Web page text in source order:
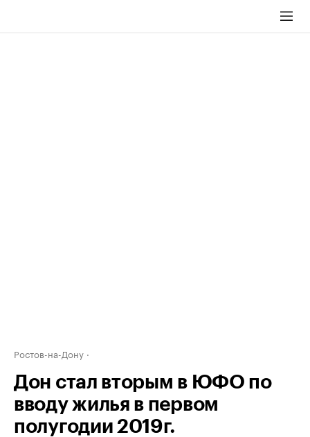
Ростов-на-Дону
Дон стал вторым в ЮФО по
вводу жилья в первом
полугодии 2019г.